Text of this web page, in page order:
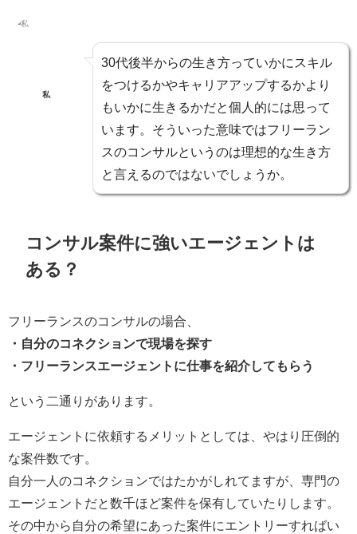
私
30代後半からの生き方っていかにスキル
をつけるかやキャリアアップするか より
もいかに生きるかだと個人的には思って
います。そういった意味ではフリーラン
スのコンサルというのは理想的な生き方
と言えるのではないでしょうか。
コンサル案件に強いエージェントは
ある？
フリーランスのコンサルの場合、
・自分のコネクションで現場を探す
・フリーランスエージェントに仕事を紹介してもらう
という二通りがあります。
エージェントに依頼するメリットとしては、やはり圧倒的
な案件数です。
自分一人のコネクションではたかがしれてますが、専門の
エージェントだと数千ほど案件を保有していたりします。
その中から自分の希望にあった案件にエントリーすればい